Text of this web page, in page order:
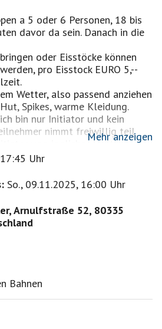
a 5 oder 6 Personen, 18 bis
davor da sein. Danach in die
oder Eisstöcke können
pro Eisstock EURO 5,--
Wetter, also passend anziehen
Spikes, warme Kleidung.
bin nur Initiator und kein
nimmt freiwillig teil
von jeglicher Haftung
aus welchem Rechtsgrund
sich nicht rechtzeitig 2 Tage
die 8€,
und muß bezahlt werden, bei
sich der Betrag
Mehr anzeigen
Uhr
So., 09.11.2025, 16:00 Uhr
Arnulfstraße 52, 80335
Bahnen